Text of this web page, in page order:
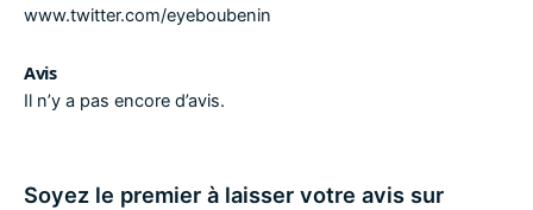
www.twitter.com/eyeboubenin
Avis
Il n’y a pas encore d’avis.
Soyez le premier à laisser votre avis sur